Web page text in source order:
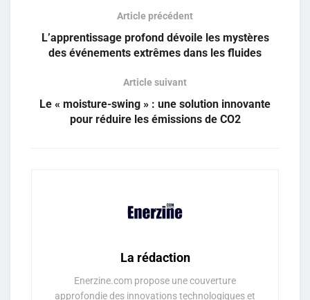
Article précédent
L’apprentissage profond dévoile les mystères
des événements extrêmes dans les fluides
Article suivant
Le « moisture-swing » : une solution innovante
pour réduire les émissions de CO2
La rédaction
Enerzine.com propose une couverture
approfondie des innovations technologiques et